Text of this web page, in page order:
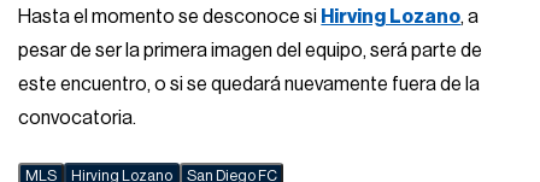
Hasta el momento se desconoce si Hirving Lozano, a
pesar de ser la primera imagen del equipo, será parte de
este encuentro, o si se quedará nuevamente fuera de la
convocatoria.
MLS Hirving Lozano San Diego FC